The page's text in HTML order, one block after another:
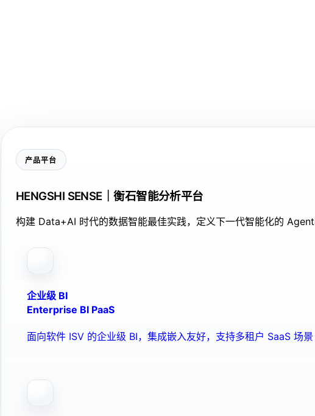
产品平台
HENGSHI SENSE｜衡石智能分析平台
构建 Data+AI 时代的数据智能最佳实践，定义下一代智能化的
企业级 BI
Enterprise BI PaaS
面向软件 ISV 的企业级 BI，集成嵌入友好，支持多租户 SaaS 场景